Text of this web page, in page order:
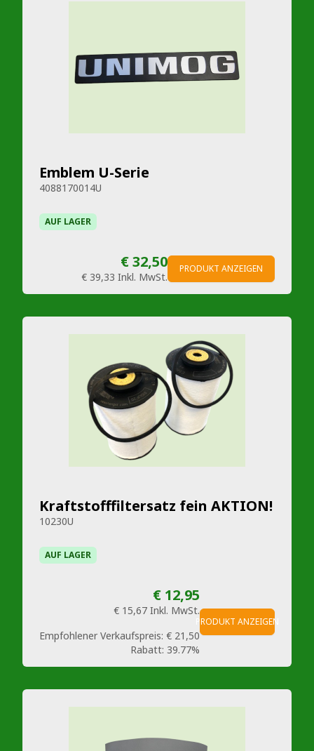
Emblem U-Serie
4088170014U
AUF LAGER
€ 32,50
€ 39,33 Inkl. MwSt.
PRODUKT ANZEIGEN
Kraftstofffiltersatz fein AKTION!
10230U
AUF LAGER
€ 12,95
€ 15,67 Inkl. MwSt.
Empfohlener Verkaufspreis: € 21,50
Rabatt: 39.77%
PRODUKT ANZEIGEN